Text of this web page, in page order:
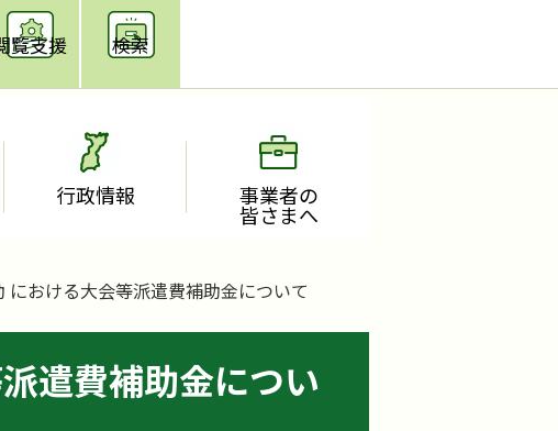
覧支援 検索
行政情報 事業者の
皆さまへ
おける大会等派遣費補助金について
遣費補助金につい